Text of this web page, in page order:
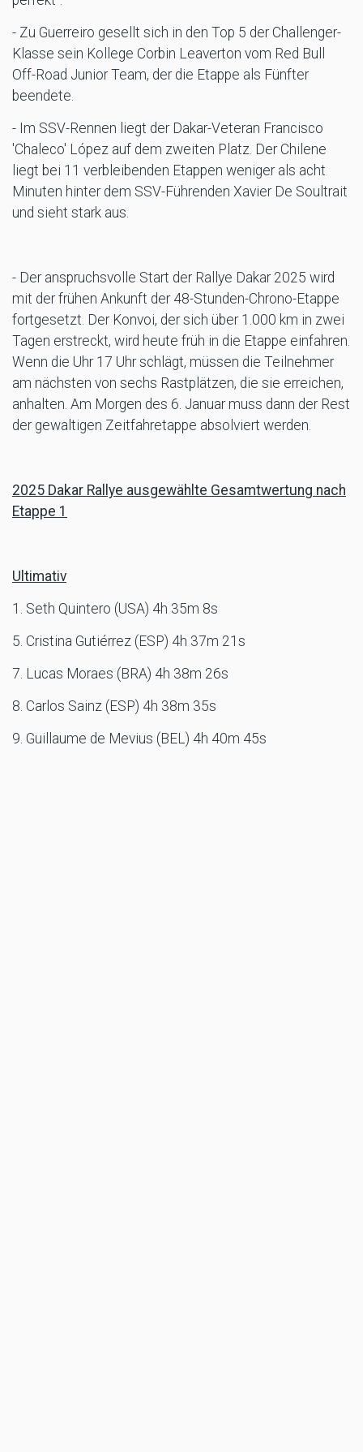
- Zu Guerreiro gesellt sich in den Top 5 der Challenger-
Klasse sein Kollege Corbin Leaverton vom Red Bull
Off-Road Junior Team, der die Etappe als Fünfter
beendete.
- Im SSV-Rennen liegt der Dakar-Veteran Francisco
'Chaleco' López auf dem zweiten Platz. Der Chilene
liegt bei 11 verbleibenden Etappen weniger als acht
Minuten hinter dem SSV-Führenden Xavier De Soultrait
und sieht stark aus.
- Der anspruchsvolle Start der Rallye Dakar 2025 wird
mit der frühen Ankunft der 48-Stunden-Chrono-Etappe
fortgesetzt. Der Konvoi, der sich über 1.000 km in zwei
Tagen erstreckt, wird heute früh in die Etappe einfahren.
Wenn die Uhr 17 Uhr schlägt, müssen die Teilnehmer
am nächsten von sechs Rastplätzen, die sie erreichen,
anhalten. Am Morgen des 6. Januar muss dann der Rest
der gewaltigen Zeitfahretappe absolviert werden.
2025 Dakar Rallye ausgewählte Gesamtwertung nach
Etappe 1
Ultimativ
1. Seth Quintero (USA) 4h 35m 8s
5. Cristina Gutiérrez (ESP) 4h 37m 21s
7. Lucas Moraes (BRA) 4h 38m 26s
8. Carlos Sainz (ESP) 4h 38m 35s
9. Guillaume de Mevius (BEL) 4h 40m 45s